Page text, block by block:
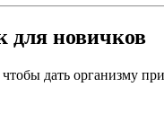
для новичков
дать организму